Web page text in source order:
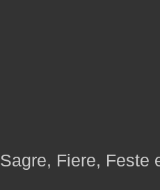
Sagre, Fiere, Feste